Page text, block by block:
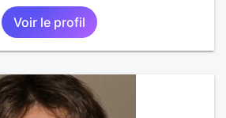
Voir le profil